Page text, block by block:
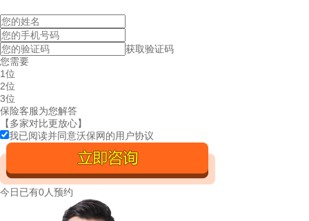
获取验证码
您需要
1位
2位
3位
保险客服为您解答
【多家对比更放心】
我已阅读并同意沃保网的用户协议
今日已有0人预约